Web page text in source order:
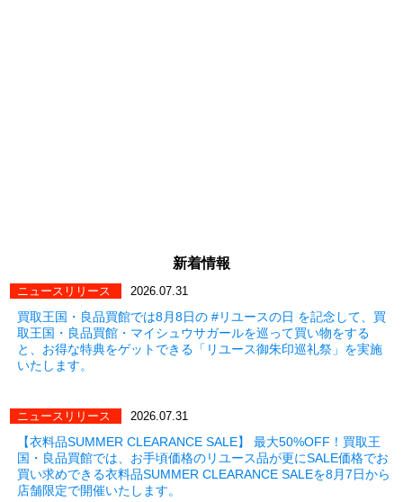
新着情報
ニュースリリース 2026.07.31
買取王国・良品買館では8月8日の #リユースの日 を記念して、買
取王国・良品買館・マイシュウサガールを巡って買い物をする
と、お得な特典をゲットできる「リユース御朱印巡礼祭」を実施
いたします。
ニュースリリース 2026.07.31
【衣料品SUMMER CLEARANCE SALE】 最大50%OFF！買取王
国・良品買館では、お手頃価格のリユース品が更にSALE価格でお
買い求めできる衣料品SUMMER CLEARANCE SALEを8月7日から
店舗限定で開催いたします。